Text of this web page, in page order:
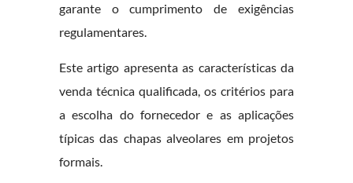
garante o cumprimento de exigências
regulamentares.
Este artigo apresenta as características da
venda técnica qualificada, os critérios para
a escolha do fornecedor e as aplicações
típicas das chapas alveolares em projetos
formais.